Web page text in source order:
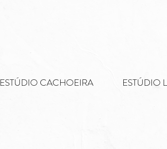
ESTÚDIO CACHOEIRA ESTÚDIO